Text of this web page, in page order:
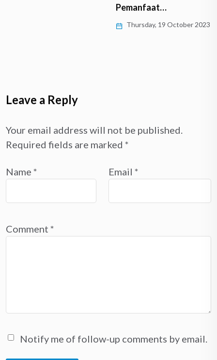
Pemanfaat…
Thursday, 19 October 2023
Leave a Reply
Your email address will not be published.
Required fields are marked *
Name * Email *
Comment *
Notify me of follow-up comments by email.